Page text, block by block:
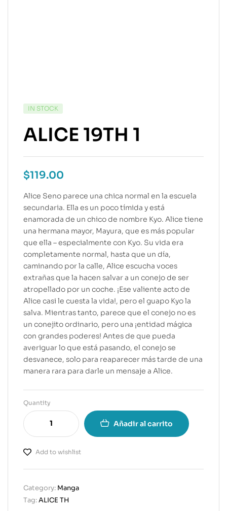
IN STOCK
ALICE 19TH 1
$119.00
Alice Seno parece una chica normal en la escuela
secundaria. Ella es un poco tímida y está
enamorada de un chico de nombre Kyo. Alice tiene
una hermana mayor, Mayura, que es más popular
que ella – especialmente con Kyo. Su vida era
completamente normal, hasta que un día,
caminando por la calle, Alice escucha voces
extrañas que la hacen salvar a un conejo de ser
atropellado por un coche. ¡Ese valiente acto de
Alice casi le cuesta la vida!, pero el guapo Kyo la
salva. Mientras tanto, parece que el conejo no es
un conejito ordinario, pero una ¡entidad mágica
con grandes poderes! Antes de que pueda
averiguar lo que está pasando, el conejo se
desvanece, solo para reaparecer más tarde de una
manera rara para darle un mensaje a Alice.
Quantity
Añadir al carrito
Add to wishlist
Category: Manga
Tag:ALICE TH